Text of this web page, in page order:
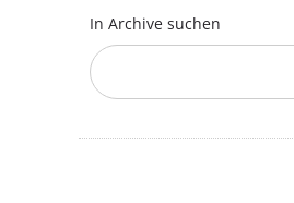
In Archive suchen